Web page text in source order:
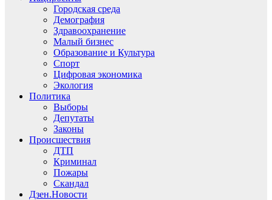
Городская среда
Демография
Здравоохранение
Малый бизнес
Образование и Культура
Спорт
Цифровая экономика
Экология
Политика
Выборы
Депутаты
Законы
Происшествия
ДТП
Криминал
Пожары
Скандал
Дзен.Новости